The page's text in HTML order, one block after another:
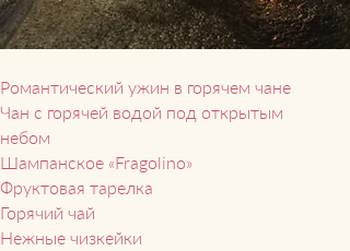
Романтический ужин в горячем чане
Чан с горячей водой под открытым
небом
Шампанское «Fragolino»
Фруктовая тарелка
Горячий чай
Нежные чизкейки